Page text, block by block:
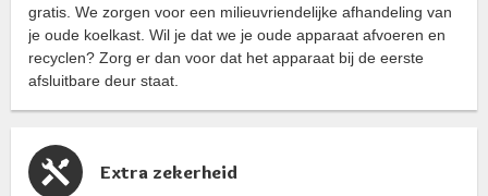
gratis. We zorgen voor een milieuvriendelijke afhandeling van
je oude koelkast. Wil je dat we je oude apparaat afvoeren en
recyclen? Zorg er dan voor dat het apparaat bij de eerste
afsluitbare deur staat.
Extra zekerheid